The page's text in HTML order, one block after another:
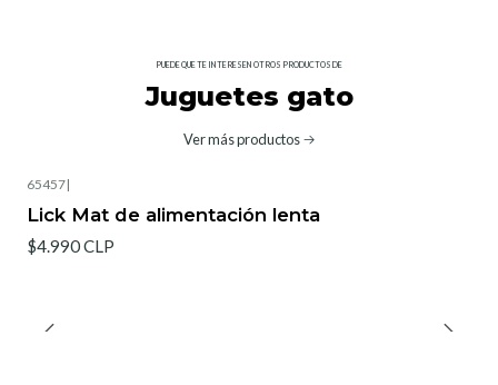
PUEDE QUE TE INTERESEN OTROS PRODUCTOS DE
Juguetes gato
Ver más productos
65457|
Lick Mat de alimentación lenta
$4.990 CLP